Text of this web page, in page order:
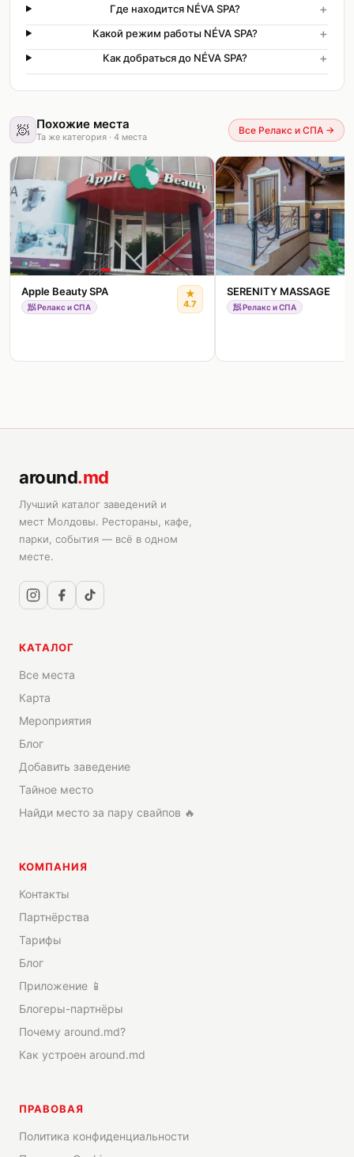
Где находится NÉVA SPA? +
Какой режим работы NÉVA SPA? +
Как добраться до NÉVA SPA? +
🧖 Похожие места
Та же категория · 4 места
Все Релакс и СПА →
Apple Beauty SPA
🧖Релакс и СПА
★
4.7
SERENITY MASSAGE
🧖Релакс и СПА
around.md
Лучший каталог заведений и
мест Молдовы. Рестораны, кафе,
парки, события — всё в одном
месте.
КАТАЛОГ
Все места
Карта
Мероприятия
Блог
Добавить заведение
Тайное место
Найди место за пару свайпов 🔥
КОМПАНИЯ
Контакты
Партнёрства
Тарифы
Блог
Приложение 📱
Блогеры-партнёры
Почему around.md?
Как устроен around.md
ПРАВОВАЯ
Политика конфиденциальности